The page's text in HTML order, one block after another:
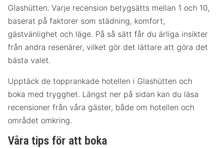
Glashütten. Varje recension betygsätts mellan 1 och 10,
baserat på faktorer som städning, komfort,
gästvänlighet och läge. På så sätt får du ärliga insikter
från andra resenärer, vilket gör det lättare att göra det
bästa valet.
Upptäck de topprankade hotellen i Glashütten och
boka med trygghet. Längst ner på sidan kan du läsa
recensioner från våra gäster, både om hotellen och
området omkring.
Våra tips för att boka